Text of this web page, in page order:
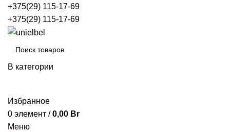
+375(29) 115-17-69
+375(29) 115-17-69
В категории
Избранное
0 элемент / 0,00 Br
Меню